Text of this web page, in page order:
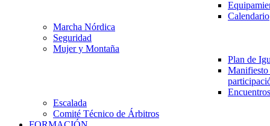
Calendario
Marcha Nórdica
Seguridad
Mujer y Montaña
Plan de
Escalada
Comité Técnico de Árbitros